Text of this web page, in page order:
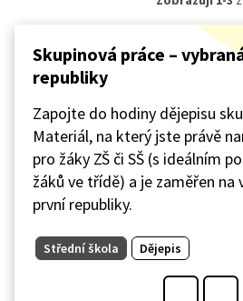
Skupinová práce –
republiky
Zapojte do hodiny dějepisu
Materiál, na který jste právě
pro žáky ZŠ či SŠ (s ideálním
žáků ve třídě) a je zaměřen na
první republiky.
Střední škola Dějepis